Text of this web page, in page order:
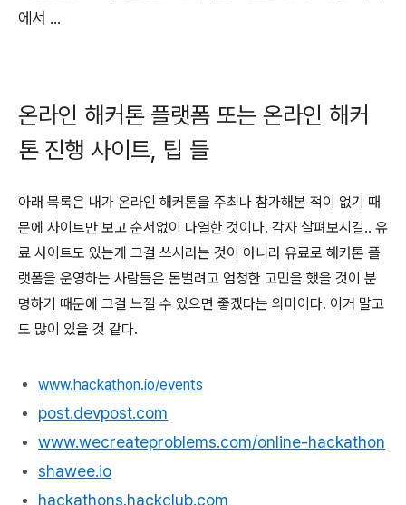
에서 ...
온라인 해커톤 플랫폼 또는 온라인 해커
톤 진행 사이트, 팁 들
아래 목록은 내가 온라인 해커톤을 주최나 참가해본 적이 없기 때
문에 사이트만 보고 순서없이 나열한 것이다. 각자 살펴보시길.. 유
료 사이트도 있는게 그걸 쓰시라는 것이 아니라 유료로 해커톤 플
랫폼을 운영하는 사람들은 돈벌려고 엄청한 고민을 했을 것이 분
명하기 때문에 그걸 느낄 수 있으면 좋겠다는 의미이다. 이거 말고
도 많이 있을 것 같다.
www.hackathon.io/events
post.devpost.com
www.wecreateproblems.com/online-hackathon
shawee.io
hackathons.hackclub.com